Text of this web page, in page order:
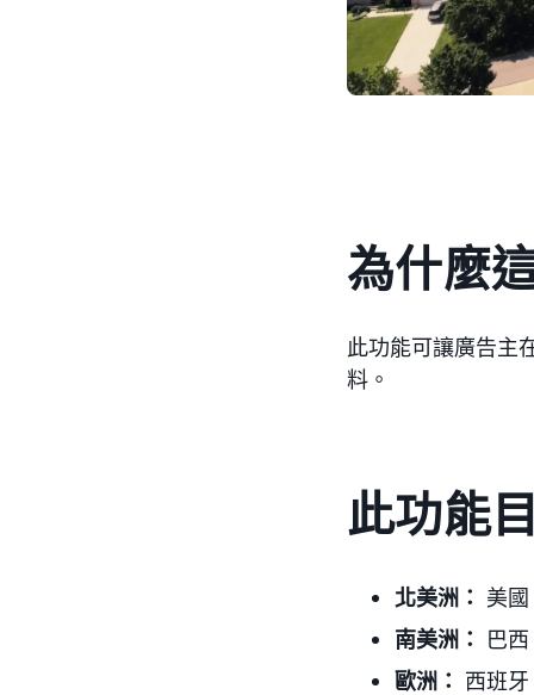
為什麼
此功能可讓廣告主
料。
此功能
北美洲： 美
南美洲：
巴西
歐洲： 西班